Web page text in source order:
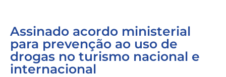
Assinado acordo ministerial
para prevenção ao uso de
drogas no turismo nacional e
internacional